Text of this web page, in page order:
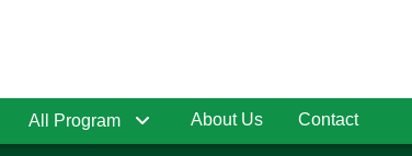
All Program About Us Contact